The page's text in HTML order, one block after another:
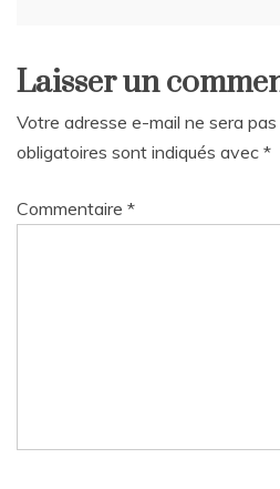
Laisser un
Votre adresse e-mail ne sera pas
obligatoires sont indiqués avec *
Commentaire *